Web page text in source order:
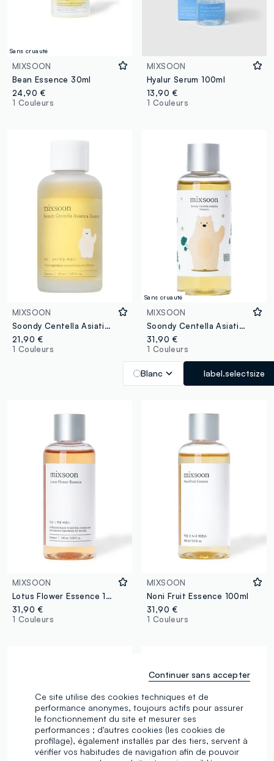
Sans cruauté
MIXSOON
Bean Essence 30ml
24,90 €
1 Couleurs
MIXSOON
Hyalur Serum 100ml
13,90 €
1 Couleurs
MIXSOON
Soondy Centella Asiatica Essence 50ml
21,90 €
1 Couleurs
Sans cruauté
MIXSOON
Soondy Centella Asiatica Essence 100ml
31,90 €
1 Couleurs
Blanc label.selectsize
MIXSOON
Lotus Flower Essence 100ml
31,90 €
1 Couleurs
MIXSOON
Noni Fruit Essence 100ml
31,90 €
1 Couleurs
Ce site utilise des cookies techniques et de
performance anonymes, toujours actifs pour assurer
le fonctionnement du site et mesurer ses
performances ; d'autres cookies (les cookies de
profilage), également installés par des tiers, servent à
vérifier vos habitudes de navigation afin de pouvoir
Continuer sans accepter